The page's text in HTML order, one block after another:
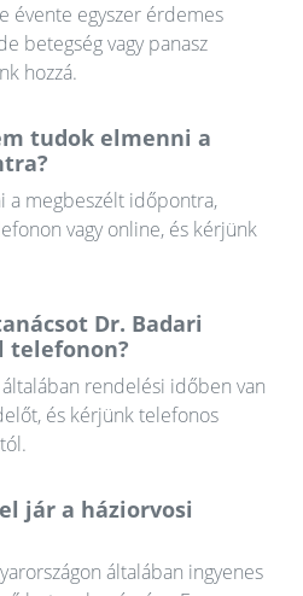
évente egyszer érdemes
betegség vagy panasz
hozzá.
tudok elmenni a
a megbeszélt időpontra,
vagy online, és kérjünk
Dr. Badari
telefonon?
rendelési időben van
és kérjünk telefonos
jár a háziorvosi
általában ingyenes